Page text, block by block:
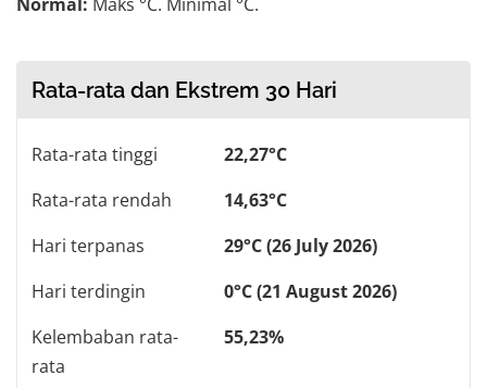
Rata-rata dan Ekstrem 30 Hari
Rata-rata tinggi
22,27°C
Rata-rata rendah
14,63°C
Hari terpanas
29°C (26 July 2026)
Hari terdingin
0°C (21 August 2026)
Kelembaban rata-
rata
55,23%